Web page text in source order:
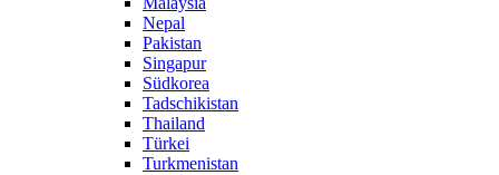
Nepal
Pakistan
Singapur
Südkorea
Tadschikistan
Thailand
Türkei
Turkmenistan